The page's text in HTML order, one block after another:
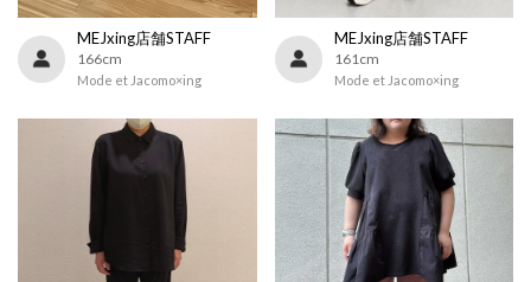
MEJxing店舗STAFF
166cm
Mode et Jacomo×ing
MEJxing店舗STAFF
161cm
Mode et Jacomo×ing